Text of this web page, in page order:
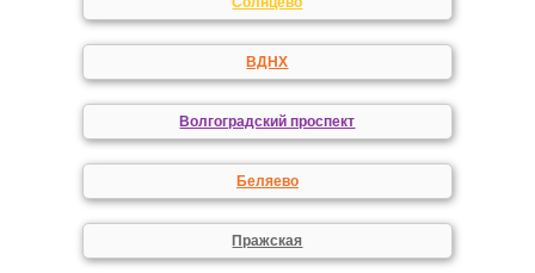
ВДНХ
Волгоградский проспект
Беляево
Пражская